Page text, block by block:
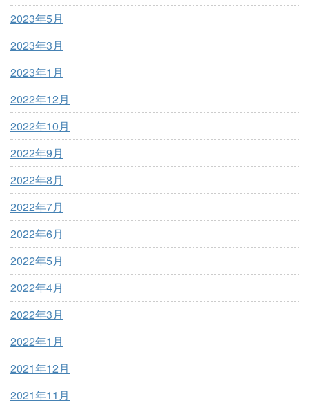
2023年5月
2023年3月
2023年1月
2022年12月
2022年10月
2022年9月
2022年8月
2022年7月
2022年6月
2022年5月
2022年4月
2022年3月
2022年1月
2021年12月
2021年11月